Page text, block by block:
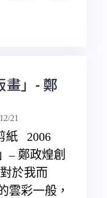
畫」- 鄭
21
紙 2006
– 鄭政煌創
於我而
雲彩一般，